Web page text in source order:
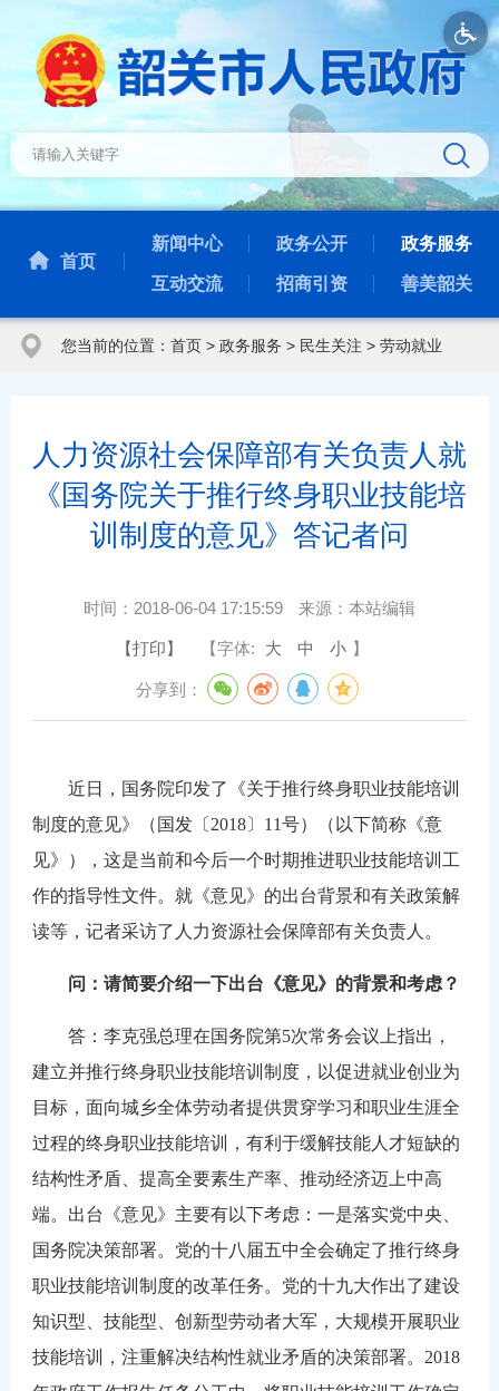
首页
新闻中心 政务公开 政务服务
互动交流 招商引资 善美韶关
您当前的位置： 首页> 政务服务 > 民生关注 > 劳动就业
人力资源社会保障部有关负责人就
《国务院关于推行终身职业技能培
训制度的意见》答记者问
时间： 2018-06-04 17:15:59 来源： 本站编辑
【打印】 【字体: 大 中 小 】
分享到：
近日，国务院印发了《关于推行终身职业技能培训
制度的意见》（国发〔 2018〕11号）（以下简称《意
见》），这是当前和今后一个时期推进职业技能培训工
作的指导性文件。就《意见》的出台背景和有关政策解
读等，记者采访了人力资源社会保障部有关负责人。
问：请简要介绍一下出台《意见》的背景和考虑？
答：李克强总理在国务院第5次常务会议上指出，
建立并推行终身职业技能培训制度，以促进就业创业为
目标，面向城乡全体劳动者提供贯穿学习和职业生涯全
过程的终身职业技能培训，有利于缓解技能人才短缺的
结构性矛盾、提高全要素生产率、推动经济迈上中高
端。出台《意见》主要有以下考虑：一是落实党中央、
国务院决策部署。党的十八届五中全会确定了推行终身
职业技能培训制度的改革任务。党的十九大作出了建设
知识型、技能型、创新型劳动者大军，大规模开展职业
技能培训，注重解决结构性就业矛盾的决策部署。2018